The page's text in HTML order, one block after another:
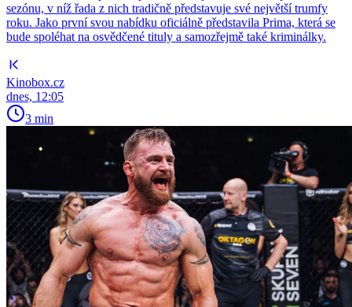
sezónu, v níž řada z nich tradičně představuje své největší trumfy
roku. Jako první svou nabídku oficiálně představila Prima, která se
bude spoléhat na osvědčené tituly a samozřejmě také kriminálky.
Kinobox.cz
dnes, 12:05
3 min